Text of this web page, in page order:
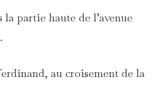
partie haute de l’avenue
au croisement de la